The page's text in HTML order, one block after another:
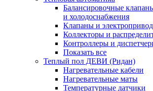
Балансировочные
и холодоснабжения
Клапаны и
Коллекторы и
Контроллеры и
Показать все
Теплый пол ДЕВИ (Ридан)
Нагревательные кабели
Нагревательные маты
Температурные датчики